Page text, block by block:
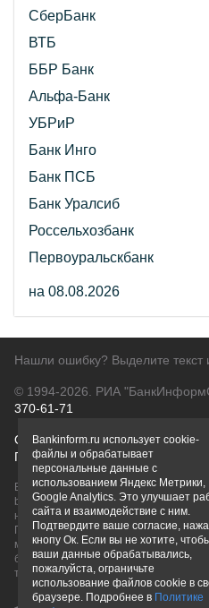
СберБанк
ВТБ
ББР Банк
Альфа-Банк
УБРиР
Банк Инго
Банк ПСБ
Банк Уралсиб
Россельхозбанк
Первоуральскбанк
на 08.08.2026
Нашли ошибку? Выделите текст
© 1994-2026. РИА
370-61-71
О проектеПолитика
Правовая информацияДля
Вся информация о продуктах
bankinform.ru, носит исключительно
не является публичной офертой,
ГК РФ. Информация не содержит
может быть изменена. Конечные
банков или при личном обращении.
товарные знаки принадлежит их
Bankinform.ru использует cookie-
файлы и обрабатывает
персональные данные с
использованием Яндекс Метрики,
Google Analytics. Это улучшает
сайта и взаимодействие с ним.
Подтвердите ваше согласие,
кнопу Ок. Если вы не хотите,
ваши данные обрабатывались,
пожалуйста, ограничьте
использование файлов cookie в
браузере. Подробнее в Политике